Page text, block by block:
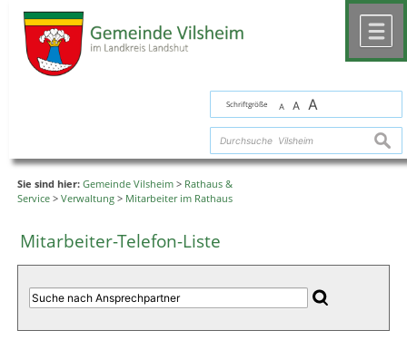
Schriftgröße A A A
Sie sind hier: Gemeinde Vilsheim > Rathaus &
Service > Verwaltung > Mitarbeiter im Rathaus
Mitarbeiter-Telefon-Liste